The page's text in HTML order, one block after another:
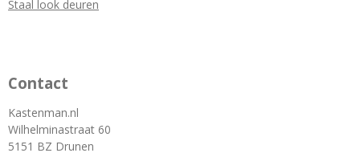
Staal look deuren
Contact
Kastenman.nl
Wilhelminastraat 60
5151 BZ Drunen